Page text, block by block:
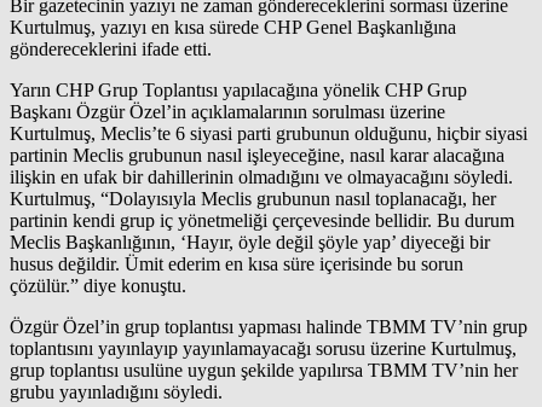
Bir gazetecinin yazıyı ne zaman göndereceklerini sorması üzerine
Kurtulmuş, yazıyı en kısa sürede CHP Genel Başkanlığına
göndereceklerini ifade etti.
Yarın CHP Grup Toplantısı yapılacağına yönelik CHP Grup
Başkanı Özgür Özel’in açıklamalarının sorulması üzerine
Kurtulmuş, Meclis’te 6 siyasi parti grubunun olduğunu, hiçbir siyasi
partinin Meclis grubunun nasıl işleyeceğine, nasıl karar alacağına
ilişkin en ufak bir dahillerinin olmadığını ve olmayacağını söyledi.
Kurtulmuş, “Dolayısıyla Meclis grubunun nasıl toplanacağı, her
partinin kendi grup iç yönetmeliği çerçevesinde bellidir. Bu durum
Meclis Başkanlığının, ‘Hayır, öyle değil şöyle yap’ diyeceği bir
husus değildir. Ümit ederim en kısa süre içerisinde bu sorun
çözülür.” diye konuştu.
Özgür Özel’in grup toplantısı yapması halinde TBMM TV’nin grup
toplantısını yayınlayıp yayınlamayacağı sorusu üzerine Kurtulmuş,
grup toplantısı usulüne uygun şekilde yapılırsa TBMM TV’nin her
grubu yayınladığını söyledi.